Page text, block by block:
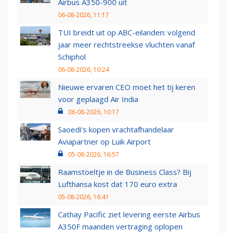
Airbus A350-900 uit
06-08-2026, 11:17
TUI breidt uit op ABC-eilanden: volgend
jaar meer rechtstreekse vluchten vanaf
Schiphol
06-08-2026, 10:24
Nieuwe ervaren CEO moet het tij keren
voor geplaagd Air India
06-08-2026, 10:17
Saoedi’s kopen vrachtafhandelaar
Aviapartner op Luik Airport
05-08-2026, 16:57
Raamstoeltje in de Business Class? Bij
Lufthansa kost dat 170 euro extra
05-08-2026, 16:41
Cathay Pacific ziet levering eerste Airbus
A350F maanden vertraging oplopen